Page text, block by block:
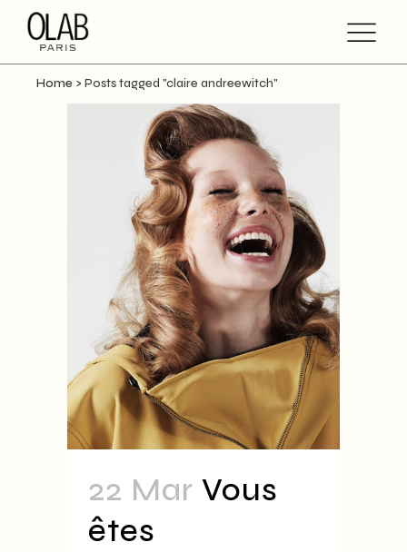
Home > Posts tagged "claire andreewitch"
22 Mar Vous
êtes